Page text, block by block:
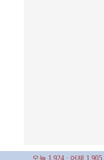
오늘 1,924 · 어제 1,905